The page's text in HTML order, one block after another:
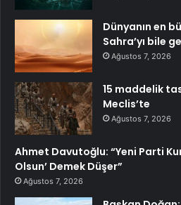
Dünyanın en
Sahra’yı bile
Ağustos 7, 2026
15 maddelik
Meclis’te
Ağustos 7, 2026
Ahmet Davutoğlu: “Yeni Parti
Olsun’ Demek Düşer”
Ağustos 7, 2026